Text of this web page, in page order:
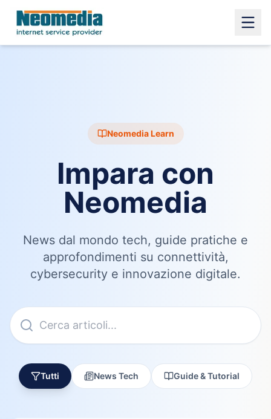
Neomedia Learn
Impara con
Neomedia
News dal mondo tech, guide pratiche e
approfondimenti su connettività,
cybersecurity e innovazione digitale.
Tutti News Tech Guide & Tutorial